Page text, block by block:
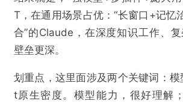
T，在通用场景占优：“长窗口+记忆
合”的Claude，在深度知识工作、
壁垒更深。
划重点，这里面涉及两个关键词：
t原生密度。模型能力，很好理解